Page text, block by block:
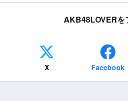
AKB48LOVERを
X Facebook